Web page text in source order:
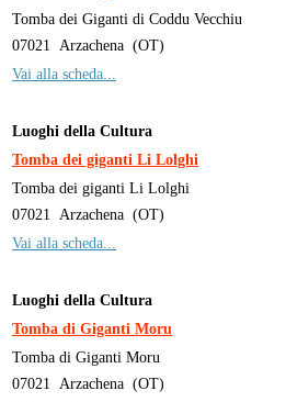
Tomba dei Giganti di Coddu Vecchiu
07021
Arzachena (OT)
Vai alla scheda...
Luoghi della Cultura
Tomba dei giganti Li Lolghi
Tomba dei giganti Li Lolghi
07021
Arzachena (OT)
Vai alla scheda...
Luoghi della Cultura
Tomba di Giganti Moru
Tomba di Giganti Moru
07021
Arzachena (OT)